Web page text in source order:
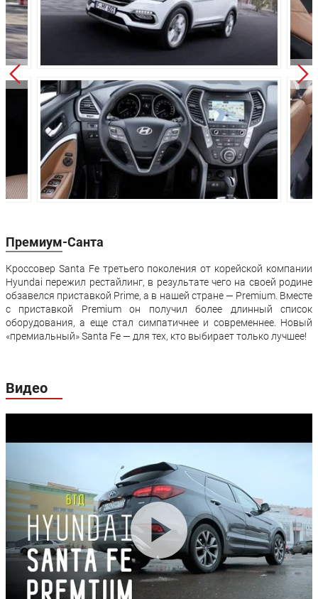
Высота: 1675 мм 1675 мм
Колёсная база: 2700 мм
Клиренс: 185 мм 185 мм
Масса: 1737 кг 1766 кг
Объём багажника: 585 л 585 л
Трансмиссия: Механическая Автомат
Привод: Полный
Передняя
подвеска:
Независимая -
McPherson
Независимая
McPherson
Передние
тормоза:
вентилируемые
Дисковые
Задние тормоза: Дисковые Дисковые
Производство: Южная Корея
Премиум-Санта
Кроссовер Santa Fe третьего поколения от корейской компании
Hyundai пережил рестайлинг, в результате чего на своей родине
обзавелся приставкой Prime, а в нашей стране — Premium. Вместе
с приставкой Premium он получил более длинный список
оборудования, а еще стал симпатичнее и современнее. Новый
«премиальный» Santa Fe — для тех, кто выбирает только лучшее!
Видео